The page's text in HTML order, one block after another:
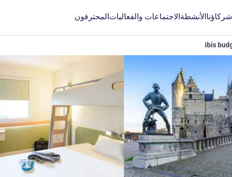
شركاؤناالأنشطةالاجتماعات والفعالياتالمحترفون
ibis